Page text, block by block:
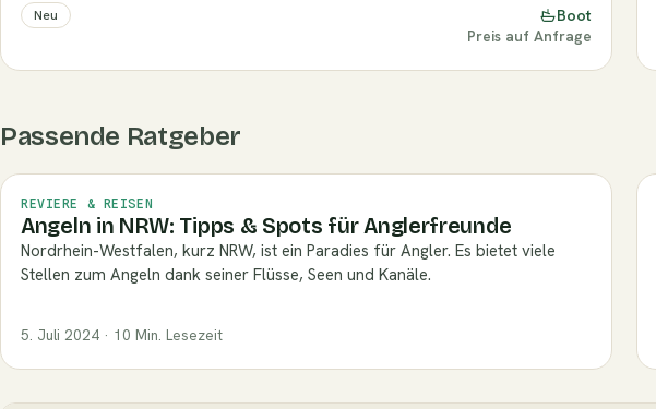
Neu
Boot
Preis auf Anfrage
Passende Ratgeber
REVIERE & REISEN
Angeln in NRW: Tipps & Spots für Anglerfreunde
Nordrhein-Westfalen, kurz NRW, ist ein Paradies für Angler. Es bietet viele
Stellen zum Angeln dank seiner Flüsse, Seen und Kanäle.
5. Juli 2024 · 10 Min. Lesezeit